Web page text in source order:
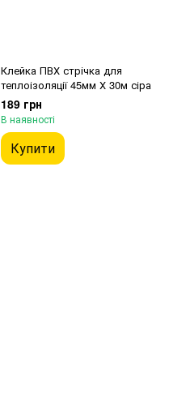
Клейка ПВХ стрічка для
теплоізоляції 45мм Х 30м сіра
189 грн
В наявності
Купити